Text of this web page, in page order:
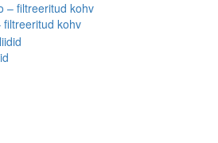
filtreeritud kohv